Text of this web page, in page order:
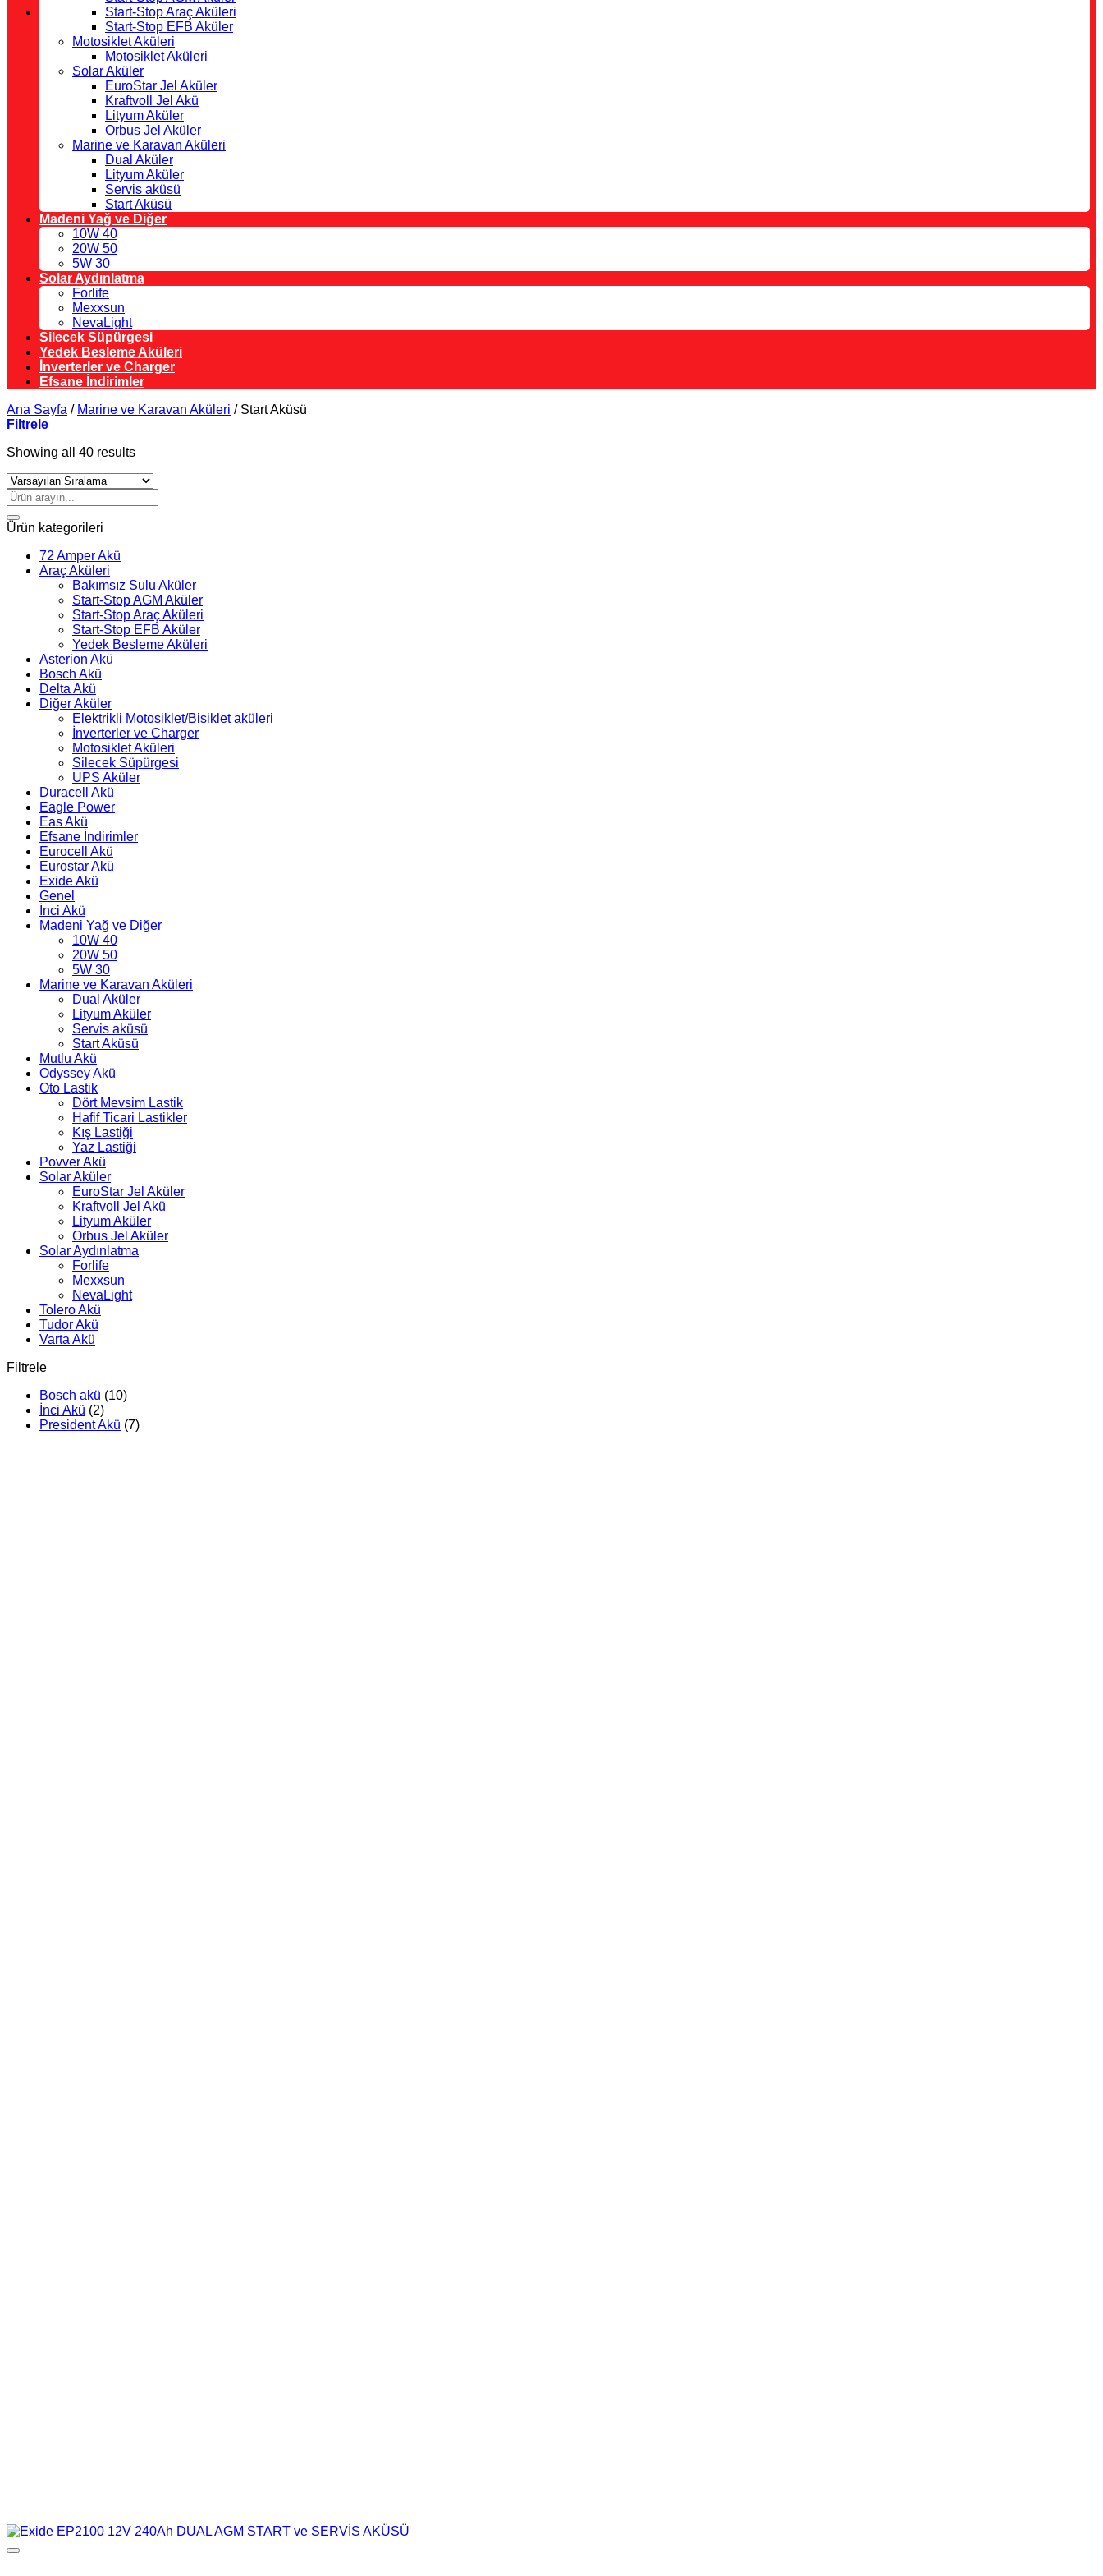
Start-Stop Araç Aküleri
Start-Stop EFB Aküler
Motosiklet Aküleri
Motosiklet Aküleri
Solar Aküler
EuroStar Jel Aküler
Kraftvoll Jel Akü
Lityum Aküler
Orbus Jel Aküler
Marine ve Karavan Aküleri
Dual Aküler
Lityum Aküler
Servis aküsü
Start Aküsü
Madeni Yağ ve Diğer
10W 40
20W 50
5W 30
Solar Aydınlatma
Forlife
Mexxsun
NevaLight
Silecek Süpürgesi
Yedek Besleme Aküleri
İnverterler ve Charger
Efsane İndirimler
Ana Sayfa / Marine ve Karavan Aküleri /Start Aküsü
Filtrele
Showing all 40 results
Ara:
Ürün kategorileri
72 Amper Akü
Araç Aküleri
Bakımsız Sulu Aküler
Start-Stop AGM Aküler
Start-Stop Araç Aküleri
Start-Stop EFB Aküler
Yedek Besleme Aküleri
Asterion Akü
Bosch Akü
Delta Akü
Diğer Aküler
Elektrikli Motosiklet/Bisiklet aküleri
İnverterler ve Charger
Motosiklet Aküleri
Silecek Süpürgesi
UPS Aküler
Duracell Akü
Eagle Power
Eas Akü
Efsane İndirimler
Eurocell Akü
Eurostar Akü
Exide Akü
Genel
İnci Akü
Madeni Yağ ve Diğer
10W 40
20W 50
5W 30
Marine ve Karavan Aküleri
Dual Aküler
Lityum Aküler
Servis aküsü
Start Aküsü
Mutlu Akü
Odyssey Akü
Oto Lastik
Dört Mevsim Lastik
Hafif Ticari Lastikler
Kış Lastiği
Yaz Lastiği
Povver Akü
Solar Aküler
EuroStar Jel Aküler
Kraftvoll Jel Akü
Lityum Aküler
Orbus Jel Aküler
Solar Aydınlatma
Forlife
Mexxsun
NevaLight
Tolero Akü
Tudor Akü
Varta Akü
Filtrele
Bosch akü (10)
İnci Akü (2)
President Akü (7)